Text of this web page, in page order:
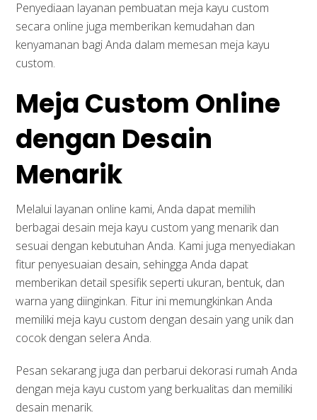
Penyediaan layanan pembuatan meja kayu custom
secara online juga memberikan kemudahan dan
kenyamanan bagi Anda dalam memesan meja kayu
custom.
Meja Custom Online
dengan Desain
Menarik
Melalui layanan online kami, Anda dapat memilih
berbagai desain meja kayu custom yang menarik dan
sesuai dengan kebutuhan Anda. Kami juga menyediakan
fitur penyesuaian desain, sehingga Anda dapat
memberikan detail spesifik seperti ukuran, bentuk, dan
warna yang diinginkan. Fitur ini memungkinkan Anda
memiliki meja kayu custom dengan desain yang unik dan
cocok dengan selera Anda.
Pesan sekarang juga dan perbarui dekorasi rumah Anda
dengan meja kayu custom yang berkualitas dan memiliki
desain menarik.